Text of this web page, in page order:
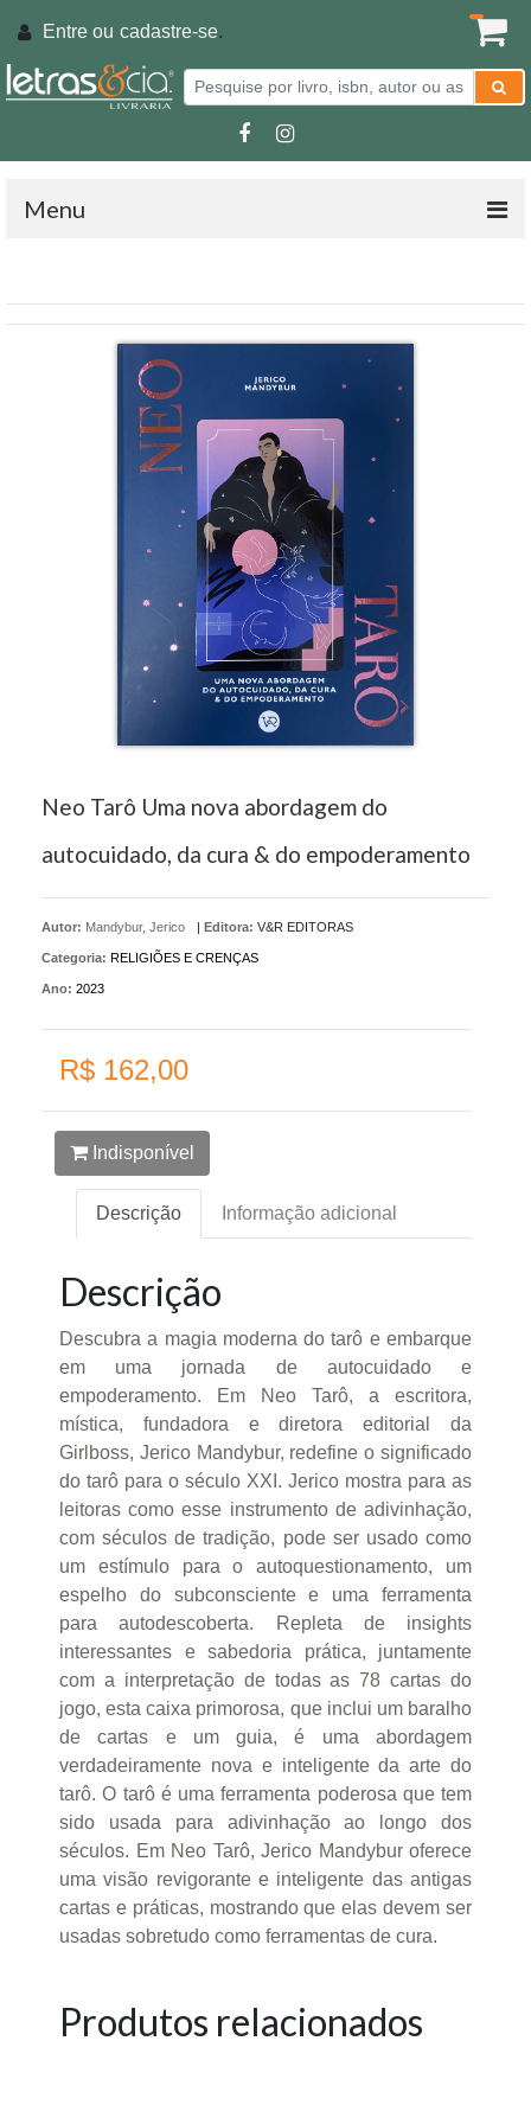
Entre ou cadastre-se.
Menu
Neo Tarô Uma nova abordagem do
autocuidado, da cura & do empoderamento
Autor: Mandybur, Jerico | Editora: V&R EDITORAS
Categoria: RELIGIÕES E CRENÇAS
Ano: 2023
R$ 162,00
Indisponível
Descrição Informação adicional
Descrição
Descubra a magia moderna do tarô e embarque
em uma jornada de autocuidado e
empoderamento. Em Neo Tarô, a escritora,
mística, fundadora e diretora editorial da
Girlboss, Jerico Mandybur, redefine o significado
do tarô para o século XXI. Jerico mostra para as
leitoras como esse instrumento de adivinhação,
com séculos de tradição, pode ser usado como
um estímulo para o autoquestionamento, um
espelho do subconsciente e uma ferramenta
para autodescoberta. Repleta de insights
interessantes e sabedoria prática, juntamente
com a interpretação de todas as 78 cartas do
jogo, esta caixa primorosa, que inclui um baralho
de cartas e um guia, é uma abordagem
verdadeiramente nova e inteligente da arte do
tarô. O tarô é uma ferramenta poderosa que tem
sido usada para adivinhação ao longo dos
séculos. Em Neo Tarô, Jerico Mandybur oferece
uma visão revigorante e inteligente das antigas
cartas e práticas, mostrando que elas devem ser
usadas sobretudo como ferramentas de cura.
Produtos relacionados